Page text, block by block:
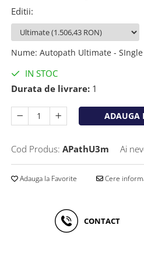
Editii:
Nume: Autopath Ultimate -
IN STOC
Durata de livrare: 1
ADAUGA
Cod Produs: APathU3m Ai
Adauga la Favorite Cere
CONTACT